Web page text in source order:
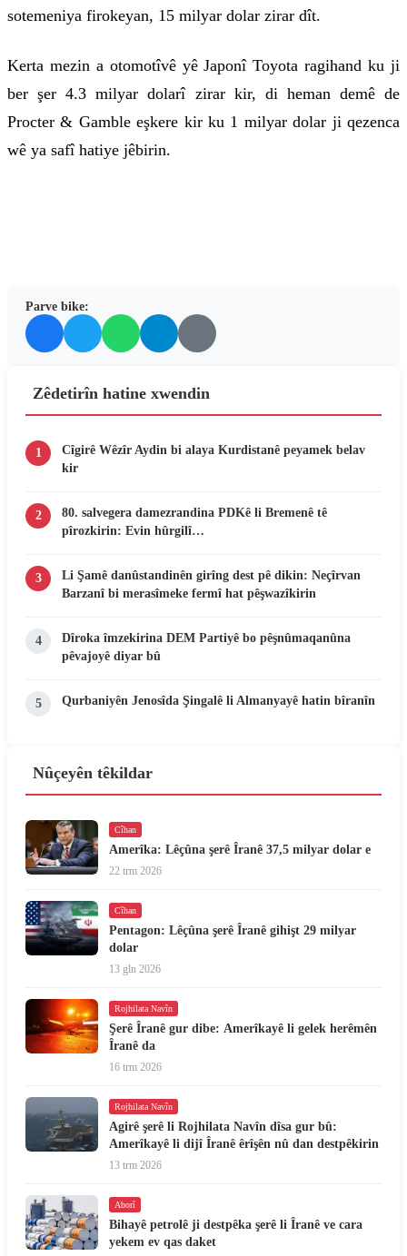
sotemeniya firokeyan, 15 milyar dolar zirar dît.
Kerta mezin a otomotîvê yê Japonî Toyota ragihand ku ji
ber şer 4.3 milyar dolarî zirar kir, di heman demê de
Procter & Gamble eşkere kir ku 1 milyar dolar ji qezenca
wê ya safî hatiye jêbirin.
Parve bike:
Zêdetirîn hatine xwendin
1
Cîgirê Wêzîr Aydin bi alaya Kurdistanê peyamek belav
kir
2
80. salvegera damezrandina PDKê li Bremenê tê
pîrozkirin: Evin hûrgilî…
3
Li Şamê danûstandinên girîng dest pê dikin: Neçîrvan
Barzanî bi merasîmeke fermî hat pêşwazîkirin
4
Dîroka îmzekirina DEM Partiyê bo pêşnûmaqanûna
pêvajoyê diyar bû
5 Qurbaniyên Jenosîda Şingalê li Almanyayê hatin bîranîn
Nûçeyên têkildar
Cîhan
Amerîka: Lêçûna şerê Îranê 37,5 milyar dolar e
22 trm 2026
Cîhan
Pentagon: Lêçûna şerê Îranê gihişt 29 milyar
dolar
13 gln 2026
Rojhilata Navîn
Şerê Îranê gur dibe: Amerîkayê li gelek herêmên
Îranê da
16 trm 2026
Rojhilata Navîn
Agirê şerê li Rojhilata Navîn dîsa gur bû:
Amerîkayê li dijî Îranê êrîşên nû dan destpêkirin
13 trm 2026
Aborî
Bihayê petrolê ji destpêka şerê li Îranê ve cara
yekem ev qas daket